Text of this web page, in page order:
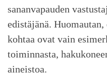
sananvapauden
edistäjänä.
kohtaa ovat vain
toiminnasta,
aineistoa.